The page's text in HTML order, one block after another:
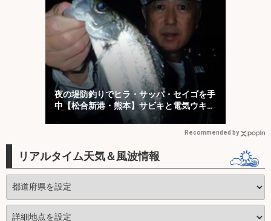
夜の堤防釣りでヒラ・サッパ・セイゴを手
中【松合新港・熊本】サビキと電気ウキ仕
Recommended by
リアルタイム天気＆風波情報